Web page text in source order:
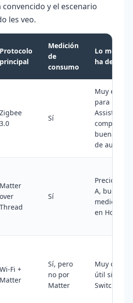
y el escenario
les veo.
Protocolo
principal
Medición
de
consumo
Lo mejor
ha dejado
Zigbee
3.0
Sí
Muy
para Home
Assistant,
compacto
buenas
de
Matter
over
Thread
Sí
Precio muy
A, buen
medición
en Home
Wi-Fi +
Matter
Sí, pero
no por
Matter
Muy
útil si ya
SwitchBot